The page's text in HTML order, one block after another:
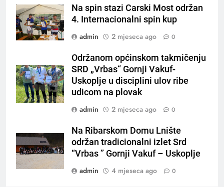
Na spin stazi Carski Most održan
4. Internacionalni spin kup
admin
2 mjeseca ago 0
Održanom općinskom takmičenju
SRD „Vrbas“ Gornji Vakuf-
Uskoplje u disciplini ulov ribe
udicom na plovak
admin
2 mjeseca ago 0
Na Ribarskom Domu Lnište
održan tradicionalni izlet Srd
“Vrbas ” Gornji Vakuf – Uskoplje
admin
4 mjeseca ago 0